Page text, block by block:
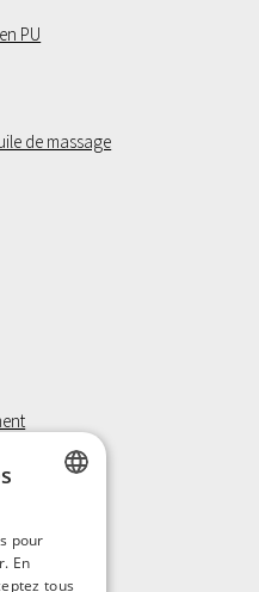
PU
de massage
FRENCH
pour
En
tous